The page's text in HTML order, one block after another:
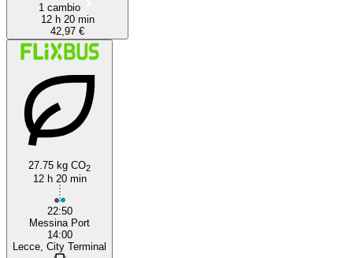
1 cambio
12 h 20 min
42,97 €
27.75 kg CO2
12 h 20 min
22:50
Messina Port
14:00
Lecce, City Terminal